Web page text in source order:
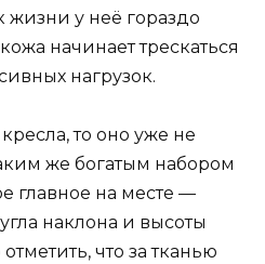
жизни у неё гораздо
начинает трескаться
нагрузок.
то оно уже не
же богатым набором
главное на месте —
наклона и высоты
что за тканью